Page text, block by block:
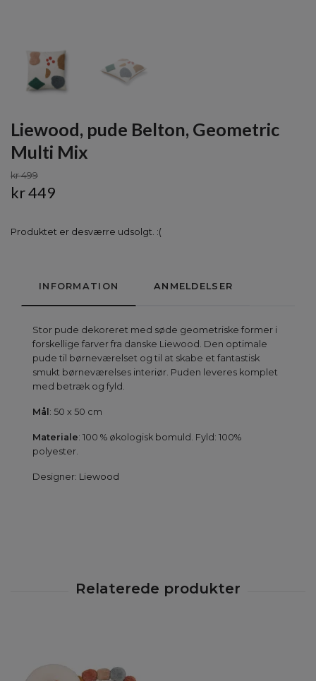
Liewood, pude Belton, Geometric
Multi Mix
kr 499
kr 449
Produktet er desværre udsolgt. :(
INFORMATION ANMELDELSER
Stor pude dekoreret med søde geometriske former i
forskellige farver fra danske Liewood. Den optimale
pude til børneværelset og til at skabe et fantastisk
smukt børneværelses interiør. Puden leveres komplet
med betræk og fyld.
Mål : 50 x 50 cm
Materiale: 100 % økologisk bomuld. Fyld: 100%
polyester.
Designer: Liewood